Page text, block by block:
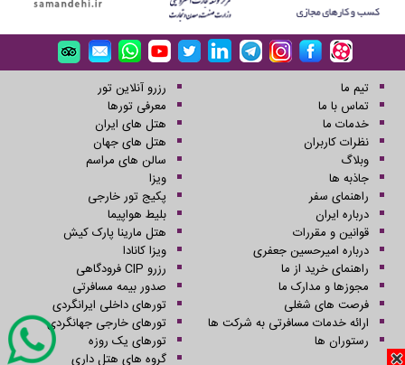
تیم ما
تماس با ما
خدمات ما
نظرات کاربران
وبلاگ
جاذبه ها
راهنمای سفر
درباره ایران
قوانین و مقررات
درباره امیرحسین جعفری
راهنمای خرید از ما
مجوزها و مدارک ما
فرصت های شغلی
ارائه خدمات مسافرتی به شرکت ها
رستوران ها
رزرو آنلاین تور
معرفی تورها
هتل های ایران
هتل های جهان
سالن های مراسم
ویزا
پکیج تور خارجی
بلیط هواپیما
هتل مارینا پارک کیش
ویزا کانادا
رزرو CIP فرودگاهی
صدور بیمه مسافرتی
تورهای داخلی ایرانگردی
تورهای خارجی جهانگردی
تورهای یک روزه
گروه های هتل داری